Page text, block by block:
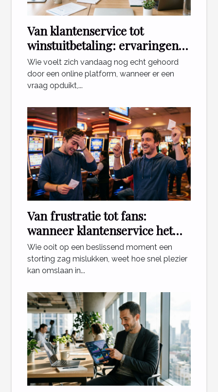
Van klantenservice tot
winstuitbetaling: ervaringen
die ertoe doen
Wie voelt zich vandaag nog echt gehoord
door een online platform, wanneer er een
vraag opduikt,...
Van frustratie tot fans:
wanneer klantenservice het
verschil maakt voor gokkers
Wie ooit op een beslissend moment een
storting zag mislukken, weet hoe snel plezier
kan omslaan in...